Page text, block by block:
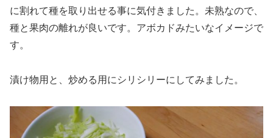
に割れて種を取り出せる事に気付きました。未熟なので、
種と果肉の離れが良いです。アボカドみたいなイメージで
す。
漬け物用と、炒める用にシリシリーにしてみました。